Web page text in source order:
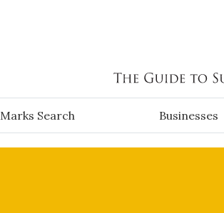
Marks Search Businesses